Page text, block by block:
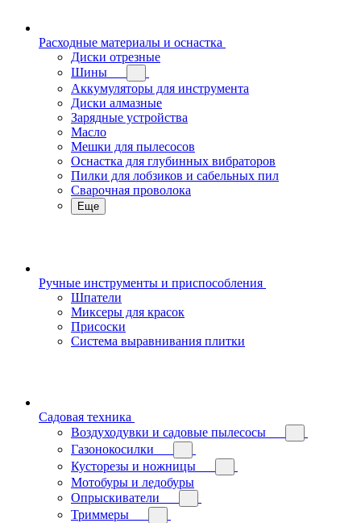
Расходные материалы и оснастка
Диски отрезные
Шины
Аккумуляторы для инструмента
Диски алмазные
Зарядные устройства
Масло
Мешки для пылесосов
Оснастка для глубинных вибраторов
Пилки для лобзиков и сабельных пил
Сварочная проволока
Еще
Ручные инструменты и приспособления
Шпатели
Миксеры для красок
Присоски
Система выравнивания плитки
Садовая техника
Воздуходувки и садовые пылесосы
Газонокосилки
Кусторезы и ножницы
Мотобуры и ледобуры
Опрыскиватели
Триммеры